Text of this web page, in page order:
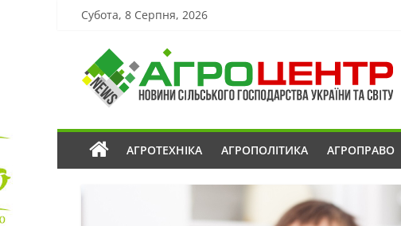
Субота, 8 Серпня, 2026
АГРОТЕХНІКА АГРОПОЛІТИКА АГРОПРАВО